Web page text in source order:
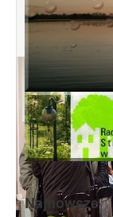
Najnowsze